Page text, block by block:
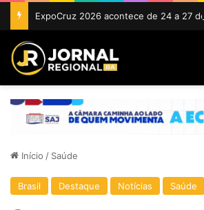
Início / Saúde
Brasil Destaque Notícias Saúde